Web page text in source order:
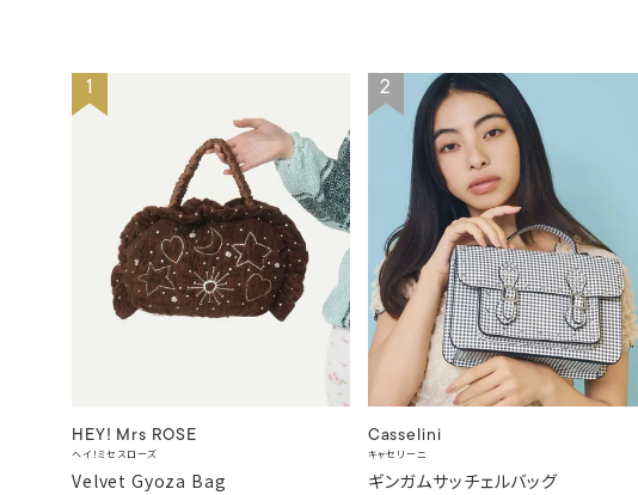
1
HEY! Mrs ROSE
ヘイ！ミセスローズ
Velvet Gyoza Bag
2
Casselini
キャセリーニ
ギンガムサッチェルバッグ